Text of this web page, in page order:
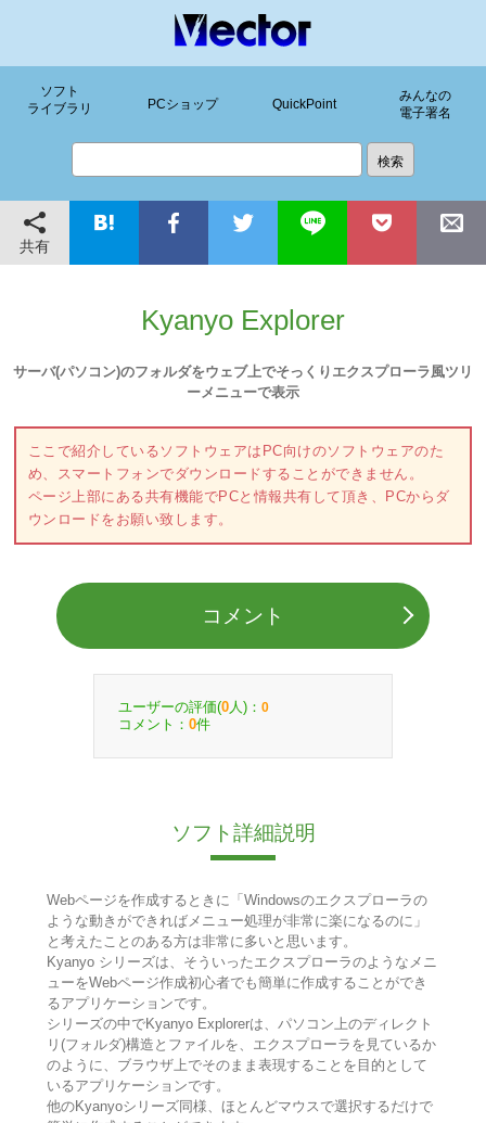
ソフト
ライブラリ
PCショップ QuickPoint
みんなの
電子署名
共有
Kyanyo Explorer
サーバ(パソコン)のフォルダをウェブ上でそっくりエクスプローラ風ツリ
ーメニューで表示
ここで紹介しているソフトウェアはPC向けのソフトウェアのた
め、スマートフォンでダウンロードすることができません。
ページ上部にある共有機能でPCと情報共有して頂き、PCからダ
ウンロードをお願い致します。
コメント
ユーザーの評価(0 人)： 0
コメント： 0件
ソフト詳細説明
Webページを作成するときに「Windowsのエクスプローラの
ような動きができればメニュー処理が非常に楽になるのに」
と考えたことのある方は非常に多いと思います。
Kyanyo シリーズは、そういったエクスプローラのようなメニ
ューをWebページ作成初心者でも簡単に作成することができ
るアプリケーションです。
シリーズの中でKyanyo Explorerは、パソコン上のディレクト
リ(フォルダ)構造とファイルを、エクスプローラを見ているか
のように、ブラウザ上でそのまま表現することを目的として
いるアプリケーションです。
他のKyanyoシリーズ同様、ほとんどマウスで選択するだけで